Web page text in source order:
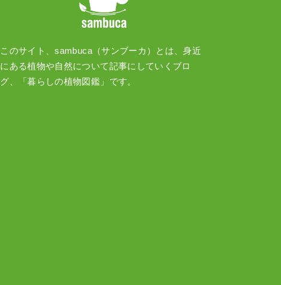
このサイト、sambuca（サンブーカ）とは、身近
にある植物や自然について記事にしていくブロ
グ、「暮らしの植物図鑑」です。